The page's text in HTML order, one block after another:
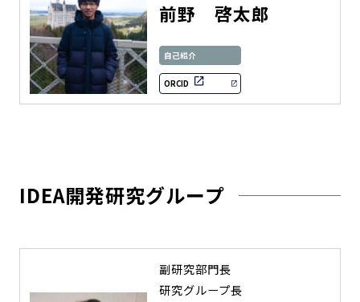
前野 啓太郎
自己紹介
ORCID
IDEA開発研究グループ
副研究部門長
研究グループ長